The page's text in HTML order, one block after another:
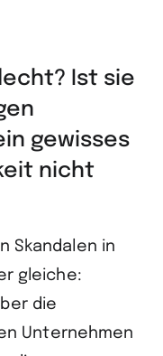
Ist sie
gewisses
nicht
Skandalen in
gleiche:
die
Unternehmen